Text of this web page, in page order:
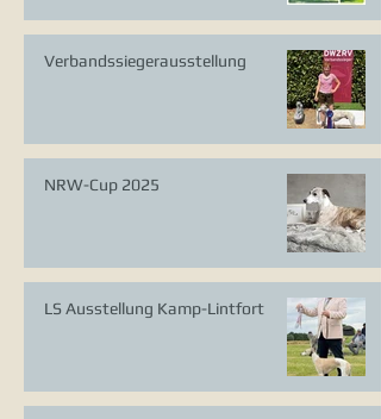
Verbandssiegerausstellung
NRW-Cup 2025
LS Ausstellung Kamp-Lintfort